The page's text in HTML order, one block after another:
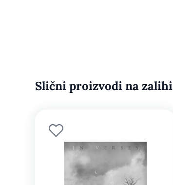
Slični proizvodi na zalihi